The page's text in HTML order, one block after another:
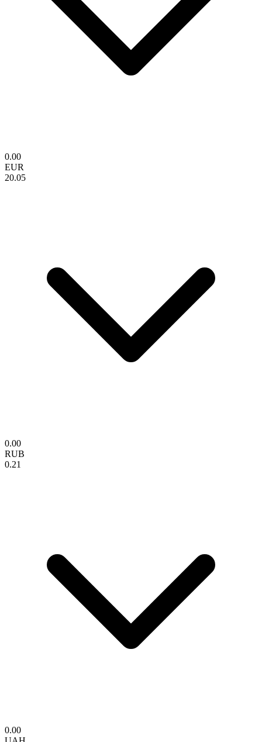
0.00
EUR
20.05
0.00
RUB
0.21
0.00